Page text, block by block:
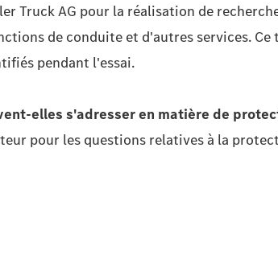
Truck AG pour la réalisation de
de conduite et d'autres services.
pendant l'essai.
elles s'adresser en matière de
pour les questions relatives à la